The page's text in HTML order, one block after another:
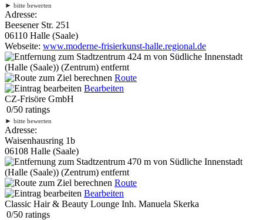
► bitte bewerten
Adresse:
Beesener Str. 251
06110 Halle (Saale)
Webseite: www.moderne-frisierkunst-halle.regional.de
424 m von Südliche Innenstadt
(Halle (Saale)) (Zentrum) entfernt
Route
Bearbeiten
CZ-Frisöre GmbH
0/50 ratings
► bitte bewerten
Adresse:
Waisenhausring 1b
06108 Halle (Saale)
470 m von Südliche Innenstadt
(Halle (Saale)) (Zentrum) entfernt
Route
Bearbeiten
Classic Hair & Beauty Lounge Inh. Manuela Skerka
0/50 ratings